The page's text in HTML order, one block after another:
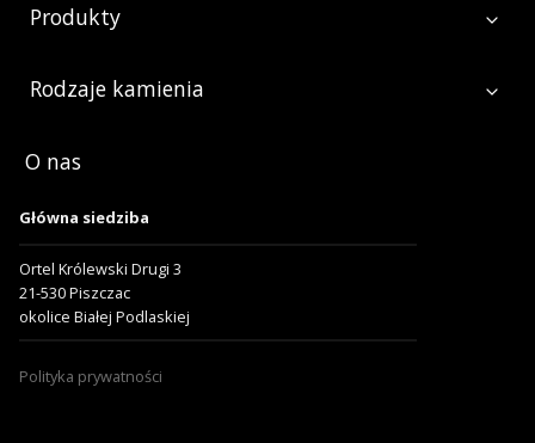
Produkty
Rodzaje kamienia
O nas
Główna siedziba
Ortel Królewski Drugi 3
21-530 Piszczac
okolice Białej Podlaskiej
Polityka prywatności